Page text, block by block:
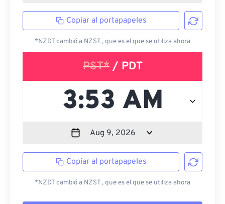
Copiar al portapapeles
*NZDT cambió a NZST , que es el que se utiliza ahora
PST*/ PDT
Copiar al portapapeles
*NZDT cambió a NZST , que es el que se utiliza ahora